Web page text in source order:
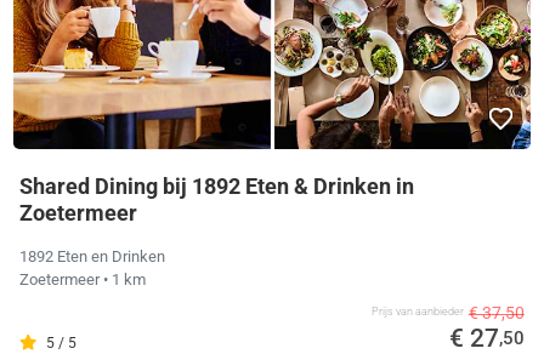
Shared Dining bij 1892 Eten & Drinken in
Zoetermeer
1892 Eten en Drinken
Zoetermeer • 1 km
5 / 5
Prijs van aanbieder € 37,50
€ 27,50